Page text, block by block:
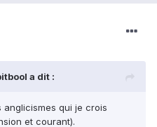
a dit :
anglicismes qui je crois
et courant).